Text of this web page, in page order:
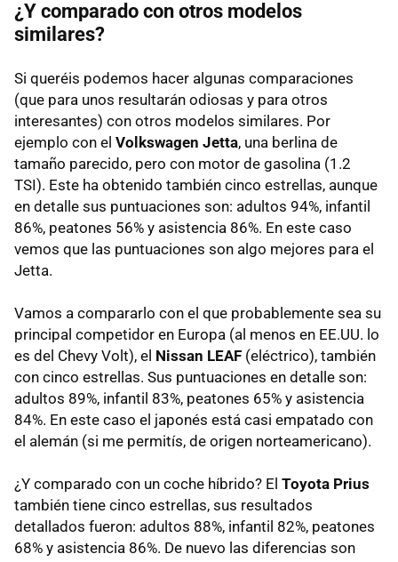
¿Y comparado con otros modelos
similares?
Si queréis podemos hacer algunas comparaciones
(que para unos resultarán odiosas y para otros
interesantes) con otros modelos similares. Por
ejemplo con el Volkswagen Jetta, una berlina de
tamaño parecido, pero con motor de gasolina (1.2
TSI). Este ha obtenido también cinco estrellas, aunque
en detalle sus puntuaciones son: adultos 94%, infantil
86%, peatones 56% y asistencia 86%. En este caso
vemos que las puntuaciones son algo mejores para el
Jetta.
Vamos a compararlo con el que probablemente sea su
principal competidor en Europa (al menos en EE.UU. lo
es del Chevy Volt), el Nissan LEAF (eléctrico), también
con cinco estrellas. Sus puntuaciones en detalle son:
adultos 89%, infantil 83%, peatones 65% y asistencia
84%. En este caso el japonés está casi empatado con
el alemán (si me permitís, de origen norteamericano).
¿Y comparado con un coche híbrido? El Toyota Prius
también tiene cinco estrellas, sus resultados
detallados fueron: adultos 88%, infantil 82%, peatones
68% y asistencia 86%. De nuevo las diferencias son